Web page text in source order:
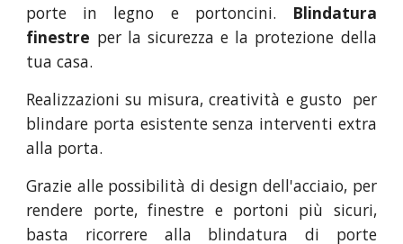
porte in legno e portoncini.
Blindatura
finestre per la sicurezza e la protezione della
tua casa.
Realizzazioni su misura, creatività e gusto per
blindare porta esistente senza interventi extra
alla porta.
Grazie alle possibilità di design dell'acciaio, per
rendere porte, finestre e portoni più sicuri,
basta ricorrere alla blindatura di porte